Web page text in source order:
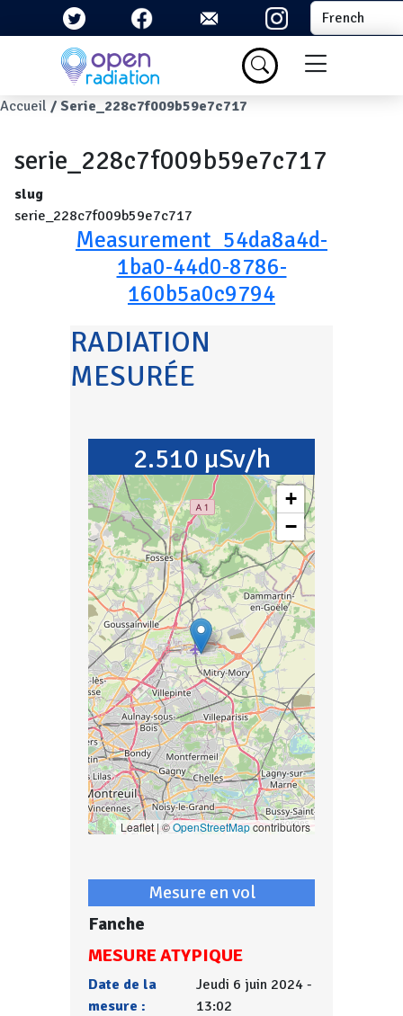
Aller au contenu principal Select your
Menu du
Fil d'Ariane
Accueil Serie_228c7f009b59e7c717
serie_228c7f009b59e7c717
slug
serie_228c7f009b59e7c717
Measurement_54da8a4d-
1ba0-44d0-8786-
160b5a0c9794
RADIATION
MESURÉE
2.510 µSv/h
+
−
Leaflet | ©OpenStreetMapcontributors
Mesure en vol
Fanche
MESURE ATYPIQUE
Date de la
mesure :
Jeudi 6 juin 2024 -
13:02